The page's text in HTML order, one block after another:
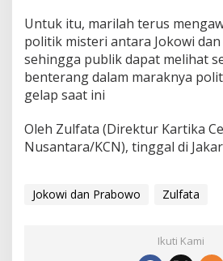
Untuk itu, marilah terus
politik misteri antara Jokowi
sehingga publik dapat melihat
benterang dalam maraknya
gelap saat ini
Oleh Zulfata (Direktur Kartika
Nusantara/KCN), tinggal di
Jokowi dan Prabowo Zulfata
Ikuti Kami